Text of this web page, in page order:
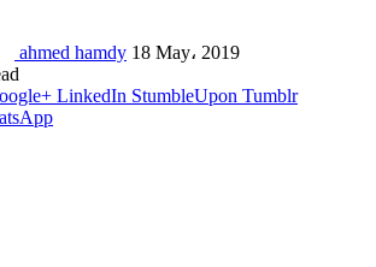
ahmed hamdy 18 May، 2019
LinkedIn StumbleUpon Tumblr